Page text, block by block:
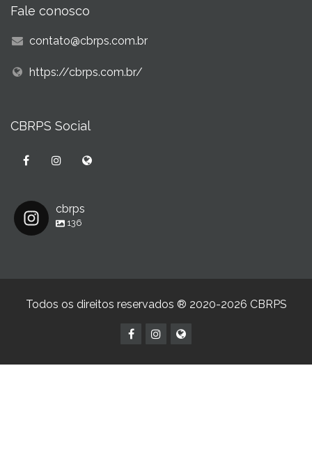
Fale conosco
contato@cbrps.com.br
https://cbrps.com.br/
CBRPS Social
cbrps
136
Todos os direitos reservados ® 2020-2026 CBRPS